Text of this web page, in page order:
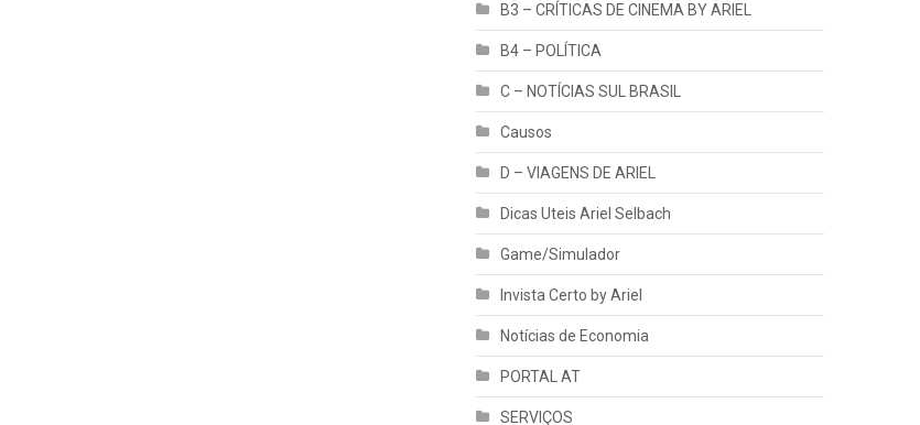
B3 – CRÍTICAS DE CINEMA BY ARIEL
B4 – POLÍTICA
C – NOTÍCIAS SUL BRASIL
Causos
D – VIAGENS DE ARIEL
Dicas Uteis Ariel Selbach
Game/Simulador
Invista Certo by Ariel
Notícias de Economia
PORTAL AT
SERVIÇOS